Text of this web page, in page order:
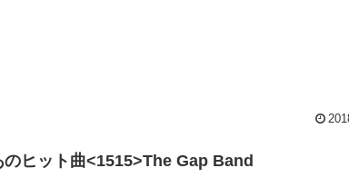
のヒット曲<1515>The Gap Band